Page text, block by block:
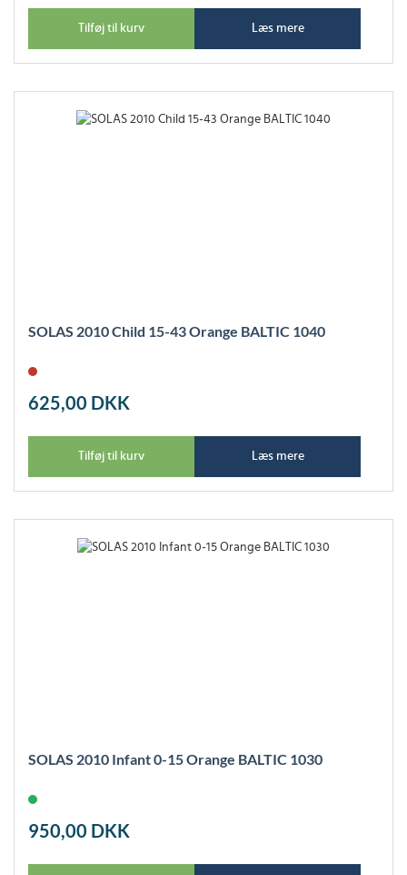
Tilføj til kurv Læs mere
SOLAS 2010 Child 15-43 Orange BALTIC 1040
625,00 DKK
Tilføj til kurv Læs mere
SOLAS 2010 Infant 0-15 Orange BALTIC 1030
950,00 DKK